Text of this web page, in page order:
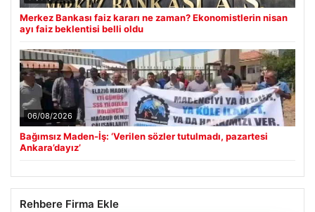
Merkez Bankası faiz kararı ne zaman? Ekonomistlerin nisan
ayı faiz beklentisi belli oldu
06/08/2026
Bağımsız Maden-İş: ‘Verilen sözler tutulmadı, pazartesi
Ankara’dayız’
Rehbere Firma Ekle